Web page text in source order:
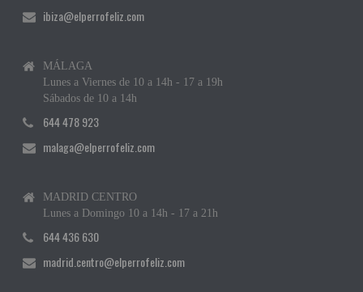
ibiza@elperrofeliz.com
MÁLAGA
Lunes a Viernes de 10 a 14h - 17 a 19h
Sábados de 10 a 14h
644 478 923
malaga@elperrofeliz.com
MADRID CENTRO
Lunes a Domingo 10 a 14h - 17 a 21h
644 436 630
madrid.centro@elperrofeliz.com